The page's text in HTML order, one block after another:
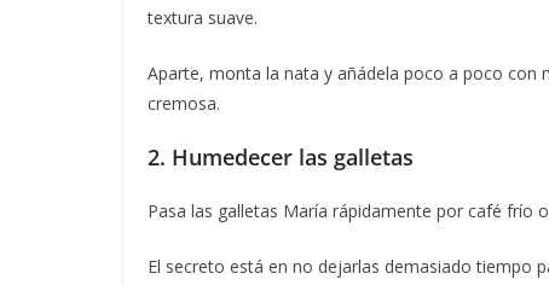
textura suave.
Aparte, monta la nata y añádela poco a poco con
cremosa.
2. Humedecer las galletas
Pasa las galletas María rápidamente por café frío
El secreto está en no dejarlas demasiado tiempo